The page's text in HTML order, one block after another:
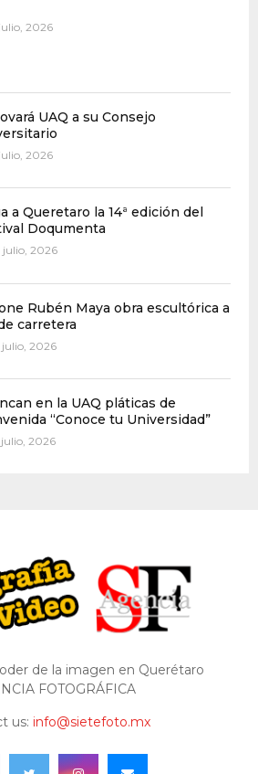
2026
UAQ a su Consejo
2026
a Queretaro la 14ª edición del
Doqumenta
julio, 2026
Rubén Maya obra escultórica a
carretera
2026
en la UAQ pláticas de
“Conoce tu Universidad”
2026
de la imagen en Querétaro
FOTOGRÁFICA
us: info@sietefoto.mx